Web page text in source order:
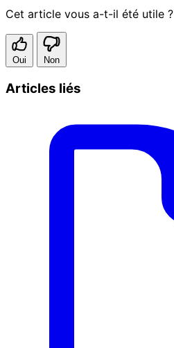
Cet article vous a-t-il été utile ?
Oui Non
Articles liés